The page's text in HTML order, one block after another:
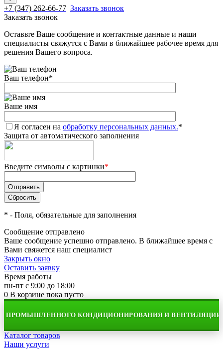
+7 (347) 262-66-77 Заказать звонок
Заказать звонок
Оставьте Ваше сообщение и контактные данные и наши
специалисты свяжутся с Вами в ближайшее рабочее время для
решения Вашего вопроса.
Ваш телефон*
Ваше имя
Я согласен на обработку персональных данных.*
Защита от автоматического заполнения
Введите символы с картинки*
* - Поля, обязательные для заполнения
Сообщение отправлено
Ваше сообщение успешно отправлено. В ближайшее время с
Вами свяжется наш специалист
Закрыть окно
Оставить заявку
Время работы
пн-пт с 9:00 до 18:00
0 В корзине пока пусто
КОНДИЦИОНИРОВАНИЯ И ВЕНТИЛЯЦИИ
Каталог товаров
Наши услуги